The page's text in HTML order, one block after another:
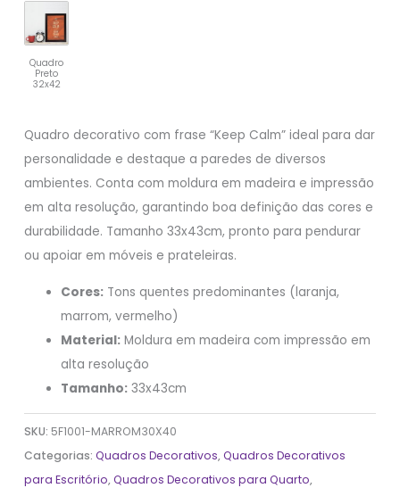
Quadro
Preto
32x42
Quadro decorativo com frase “Keep Calm” ideal para dar
personalidade e destaque a paredes de diversos
ambientes. Conta com moldura em madeira e impressão
em alta resolução, garantindo boa definição das cores e
durabilidade. Tamanho 33x43cm, pronto para pendurar
ou apoiar em móveis e prateleiras.
Cores: Tons quentes predominantes (laranja,
marrom, vermelho)
Material: Moldura em madeira com impressão em
alta resolução
Tamanho: 33x43cm
SKU: 5F1001-MARROM30X40
Categorias:Quadros Decorativos,Quadros Decorativos
para Escritório,Quadros Decorativos para Quarto,